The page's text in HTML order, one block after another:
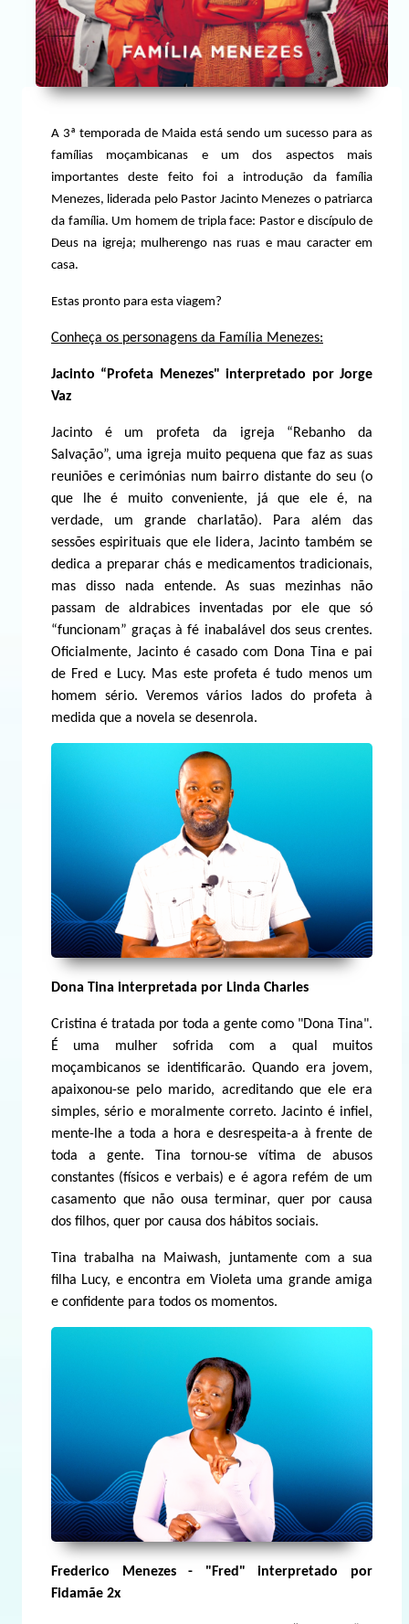
A 3ª temporada de Maida está sendo um sucesso para as
famílias moçambicanas e um dos aspectos mais
importantes deste feito foi a introdução da família
Menezes, liderada pelo Pastor Jacinto Menezes o patriarca
da família. Um homem de tripla face: Pastor e discípulo de
Deus na igreja; mulherengo nas ruas e mau caracter em
casa.
Estas pronto para esta viagem?
Conheça os personagens da Família Menezes:
Jacinto “Profeta Menezes" interpretado por Jorge
Vaz
Jacinto é um profeta da igreja “Rebanho da
Salvação”, uma igreja muito pequena que faz as suas
reuniões e cerimónias num bairro distante do seu (o
que lhe é muito conveniente, já que ele é, na
verdade, um grande charlatão). Para além das
sessões espirituais que ele lidera, Jacinto também se
dedica a preparar chás e medicamentos tradicionais,
mas disso nada entende. As suas mezinhas não
passam de aldrabices inventadas por ele que só
“funcionam” graças à fé inabalável dos seus crentes.
Oficialmente, Jacinto é casado com Dona Tina e pai
de Fred e Lucy. Mas este profeta é tudo menos um
homem sério. Veremos vários lados do profeta à
medida que a novela se desenrola.
Dona Tina interpretada por Linda Charles
Cristina é tratada por toda a gente como "Dona Tina".
É uma mulher sofrida com a qual muitos
moçambicanos se identificarão. Quando era jovem,
apaixonou-se pelo marido, acreditando que ele era
simples, sério e moralmente correto. Jacinto é infiel,
mente-lhe a toda a hora e desrespeita-a à frente de
toda a gente. Tina tornou-se vítima de abusos
constantes (físicos e verbais) e é agora refém de um
casamento que não ousa terminar, quer por causa
dos filhos, quer por causa dos hábitos sociais.
Tina trabalha na Maiwash, juntamente com a sua
filha Lucy, e encontra em Violeta uma grande amiga
e confidente para todos os momentos.
Frederico Menezes - "Fred" interpretado por
Fidamãe 2x